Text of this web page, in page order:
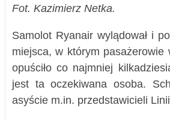
Fot. Kazimierz Netka.
Samolot Ryanair wylądował i
miejsca, w którym pasażerowie
opuściło co najmniej
jest ta oczekiwana osoba.
asyście m.in. przedstawicieli